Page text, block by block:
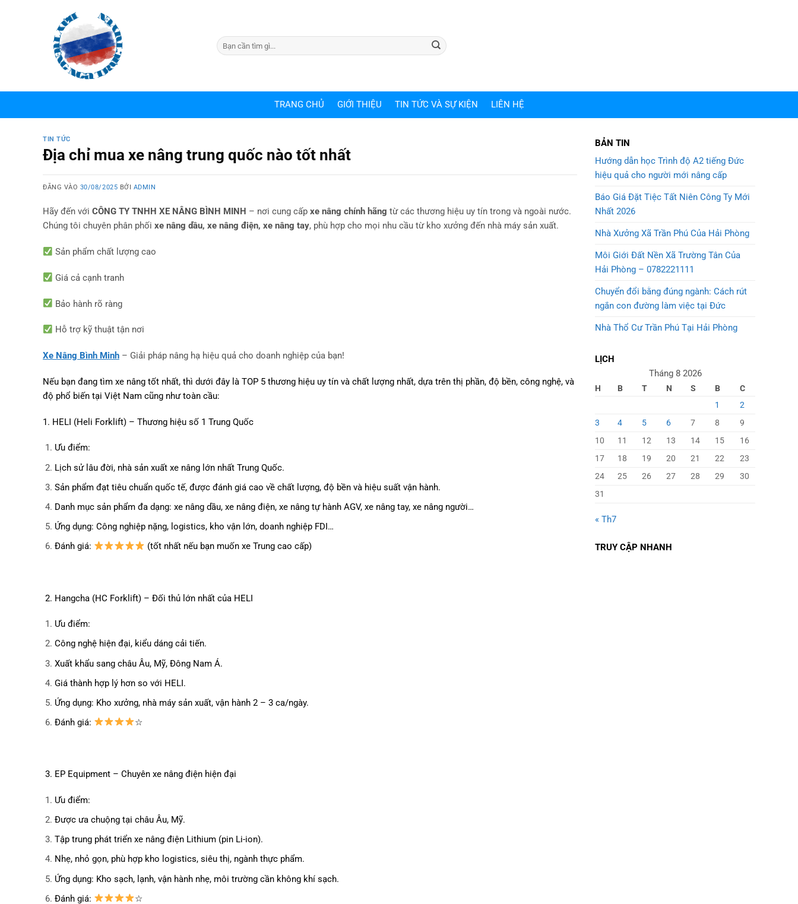
TRANG CHỦ GIỚI THIỆU TIN TỨC VÀ SỰ KIỆN LIÊN HỆ
TIN TỨC
Địa chỉ mua xe nâng trung quốc nào tốt nhất
ĐĂNG VÀO 30/08/2025 BỞI ADMIN
Hãy đến với CÔNG TY TNHH XE NÂNG BÌNH MINH – nơi cung cấp xe nâng chính hãng từ các thương hiệu uy tín trong và ngoài nước.
Chúng tôi chuyên phân phối xe nâng dầu, xe nâng điện, xe nâng tay, phù hợp cho mọi nhu cầu từ kho xưởng đến nhà máy sản xuất.
Sản phẩm chất lượng cao
Giá cả cạnh tranh
Bảo hành rõ ràng
Hỗ trợ kỹ thuật tận nơi
Xe Nâng Bình Minh – Giải pháp nâng hạ hiệu quả cho doanh nghiệp của bạn!
Nếu bạn đang tìm xe nâng tốt nhất, thì dưới đây là TOP 5 thương hiệu uy tín và chất lượng nhất, dựa trên thị phần, độ bền, công nghệ, và
độ phổ biến tại Việt Nam cũng như toàn cầu:
1. HELI (Heli Forklift) – Thương hiệu số 1 Trung Quốc
Ưu điểm:
Lịch sử lâu đời, nhà sản xuất xe nâng lớn nhất Trung Quốc.
Sản phẩm đạt tiêu chuẩn quốc tế, được đánh giá cao về chất lượng, độ bền và hiệu suất vận hành.
Danh mục sản phẩm đa dạng: xe nâng dầu, xe nâng điện, xe nâng tự hành AGV, xe nâng tay, xe nâng người…
Ứng dụng: Công nghiệp nặng, logistics, kho vận lớn, doanh nghiệp FDI…
Đánh giá:
(tốt nhất nếu bạn muốn xe Trung cao cấp)
2. Hangcha (HC Forklift) – Đối thủ lớn nhất của HELI
Ưu điểm:
Công nghệ hiện đại, kiểu dáng cải tiến.
Xuất khẩu sang châu Âu, Mỹ, Đông Nam Á.
Giá thành hợp lý hơn so với HELI.
Ứng dụng: Kho xưởng, nhà máy sản xuất, vận hành 2 – 3 ca/ngày.
Đánh giá:
☆
3. EP Equipment – Chuyên xe nâng điện hiện đại
Ưu điểm:
Được ưa chuộng tại châu Âu, Mỹ.
Tập trung phát triển xe nâng điện Lithium (pin Li-ion).
Nhẹ, nhỏ gọn, phù hợp kho logistics, siêu thị, ngành thực phẩm.
Ứng dụng: Kho sạch, lạnh, vận hành nhẹ, môi trường cần không khí sạch.
Đánh giá:
☆
BẢN TIN
Hướng dẫn học Trình độ A2 tiếng Đức
hiệu quả cho người mới nâng cấp
Báo Giá Đặt Tiệc Tất Niên Công Ty Mới
Nhất 2026
Nhà Xưởng Xã Trần Phú Của Hải Phòng
Môi Giới Đất Nền Xã Trường Tân Của
Hải Phòng – 0782221111
Chuyển đổi bằng đúng ngành: Cách rút
ngắn con đường làm việc tại Đức
Nhà Thổ Cư Trần Phú Tại Hải Phòng
LỊCH
Tháng 8 2026
H B T N S B
C
1
2
3
4 5 6 7 8
9
10
11 12 13 14 15
16
17
18 19 20 21 22
23
24
25 26 27 28 29
30
31
« Th7
TRUY CẬP NHANH